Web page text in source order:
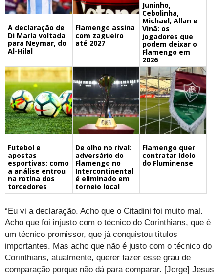
A declaração de
Di María voltada
para Neymar, do
Al-Hilal
Flamengo assina
com zagueiro
até 2027
Juninho,
Cebolinha,
Michael, Allan e
Vinã: os
jogadores que
podem deixar o
Flamengo em
2026
Futebol e
apostas
esportivas: como
a análise entrou
na rotina dos
torcedores
De olho no rival:
adversário do
Flamengo no
Intercontinental
é eliminado em
torneio local
Flamengo quer
contratar ídolo
do Fluminense
“Eu vi a declaração. Acho que o Citadini foi muito mal.
Acho que foi injusto com o técnico do Corinthians, que é
um técnico promissor, que já conquistou títulos
importantes. Mas acho que não é justo com o técnico do
Corinthians, atualmente, querer fazer esse grau de
comparação porque não dá para comparar. [Jorge] Jesus